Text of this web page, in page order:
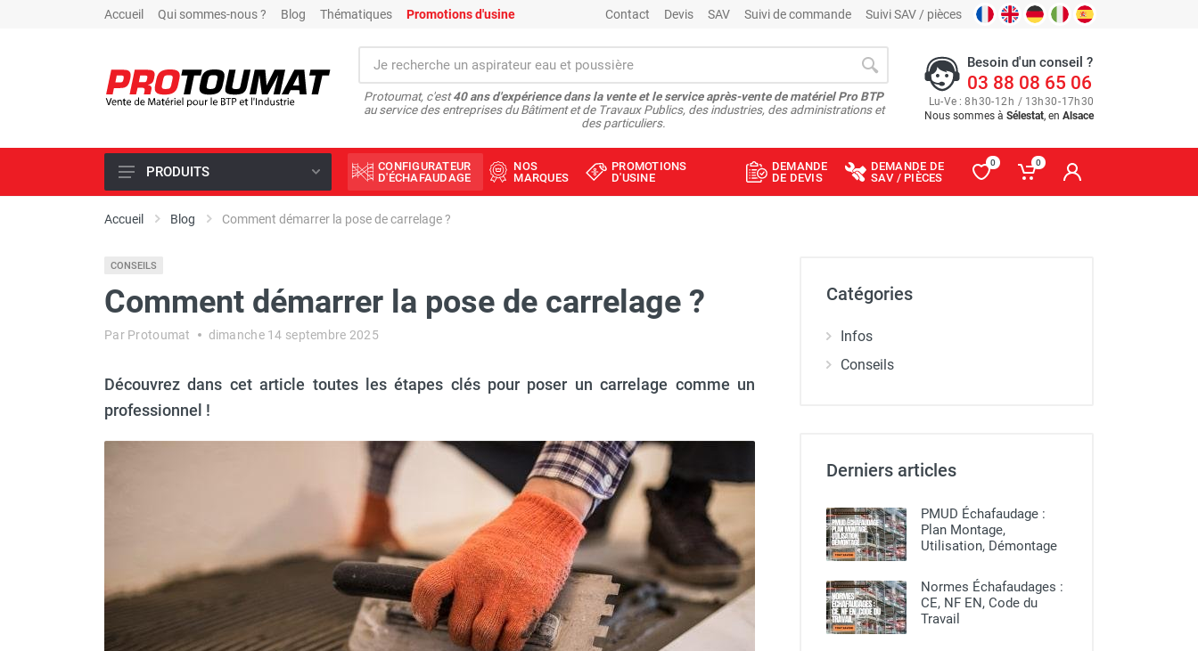
Accueil Qui sommes-nous ? Blog Thématiques Promotions d'usine Contact Devis SAV Suivi de commande Suivi SAV / pièces
Protoumat, c'est40 ans d'expérience dans la vente et le service après-vente de matériel Pro BTP
au service des entreprises du Bâtiment et de Travaux Publics, des industries, des administrations et
des particuliers.
Besoin d'un conseil ?
03 88 08 65 06
Lu-Ve : 8h30-12h / 13h30-17h30
Nous sommes à Sélestat, en Alsace
PROMOTIONS D'USINE
SCIAGE ET FORAGE
ÉCLAIRAGE DE CHANTIER
TRAVAIL DU BÉTON
MATÉRIEL DE COMPACTAGE
MACHINE DE PROJECTION ET
COULAGE
MATÉRIEL DE SABLAGE
POMPE ET PISTOLET À
PRODUITS
CONFIGURATEUR
D'ÉCHAFAUDAGE
NOS
MARQUES
PROMOTIONS
D'USINE
DEMANDE
DE DEVIS
DEMANDE DE
SAV / PIÈCES
0 0
Accueil Blog Comment démarrer la pose de carrelage ?
CONSEILS
Comment démarrer la pose de carrelage ?
Par Protoumat dimanche 14 septembre 2025
Découvrez dans cet article toutes les étapes clés pour poser un carrelage comme un
professionnel !
Catégories
Infos
Conseils
Derniers articles
PMUD Échafaudage :
Plan Montage,
Utilisation, Démontage
Normes Échafaudages :
CE, NF EN, Code du
Travail